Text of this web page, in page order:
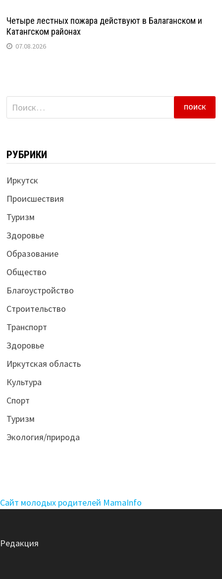
Четыре лестных пожара действуют в Балаганском и
Катангском районах
07.08.2026
Найти:
РУБРИКИ
Иркутск
Происшествия
Туризм
Здоровье
Образование
Общество
Благоустройство
Строительство
Транспорт
Здоровье
Иркутская область
Культура
Спорт
Туризм
Экология/природа
Сайт молодых родителей MamaInfo
Редакция